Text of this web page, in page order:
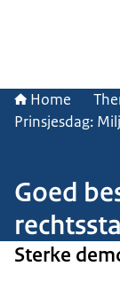
Home
Prinsjesdag:
Goed
Sterke